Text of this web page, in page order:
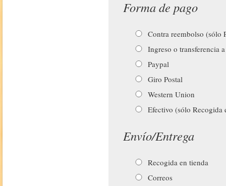
Forma de pago
Contra reembolso (sólo
Ingreso o transferencia
Paypal
Giro Postal
Western Union
Efectivo (sólo Recogida
Envío/Entrega
Recogida en tienda
Correos